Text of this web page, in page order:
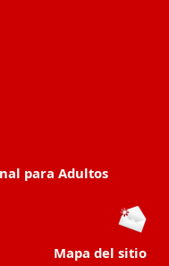
para Adultos
Mapa del sitio